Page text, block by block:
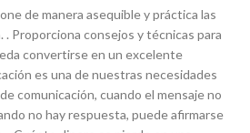
de manera asequible y práctica las
. Proporciona consejos y técnicas para
convertirse en un excelente
es una de nuestras necesidades
comunicación, cuando el mensaje no
no hay respuesta, puede afirmarse